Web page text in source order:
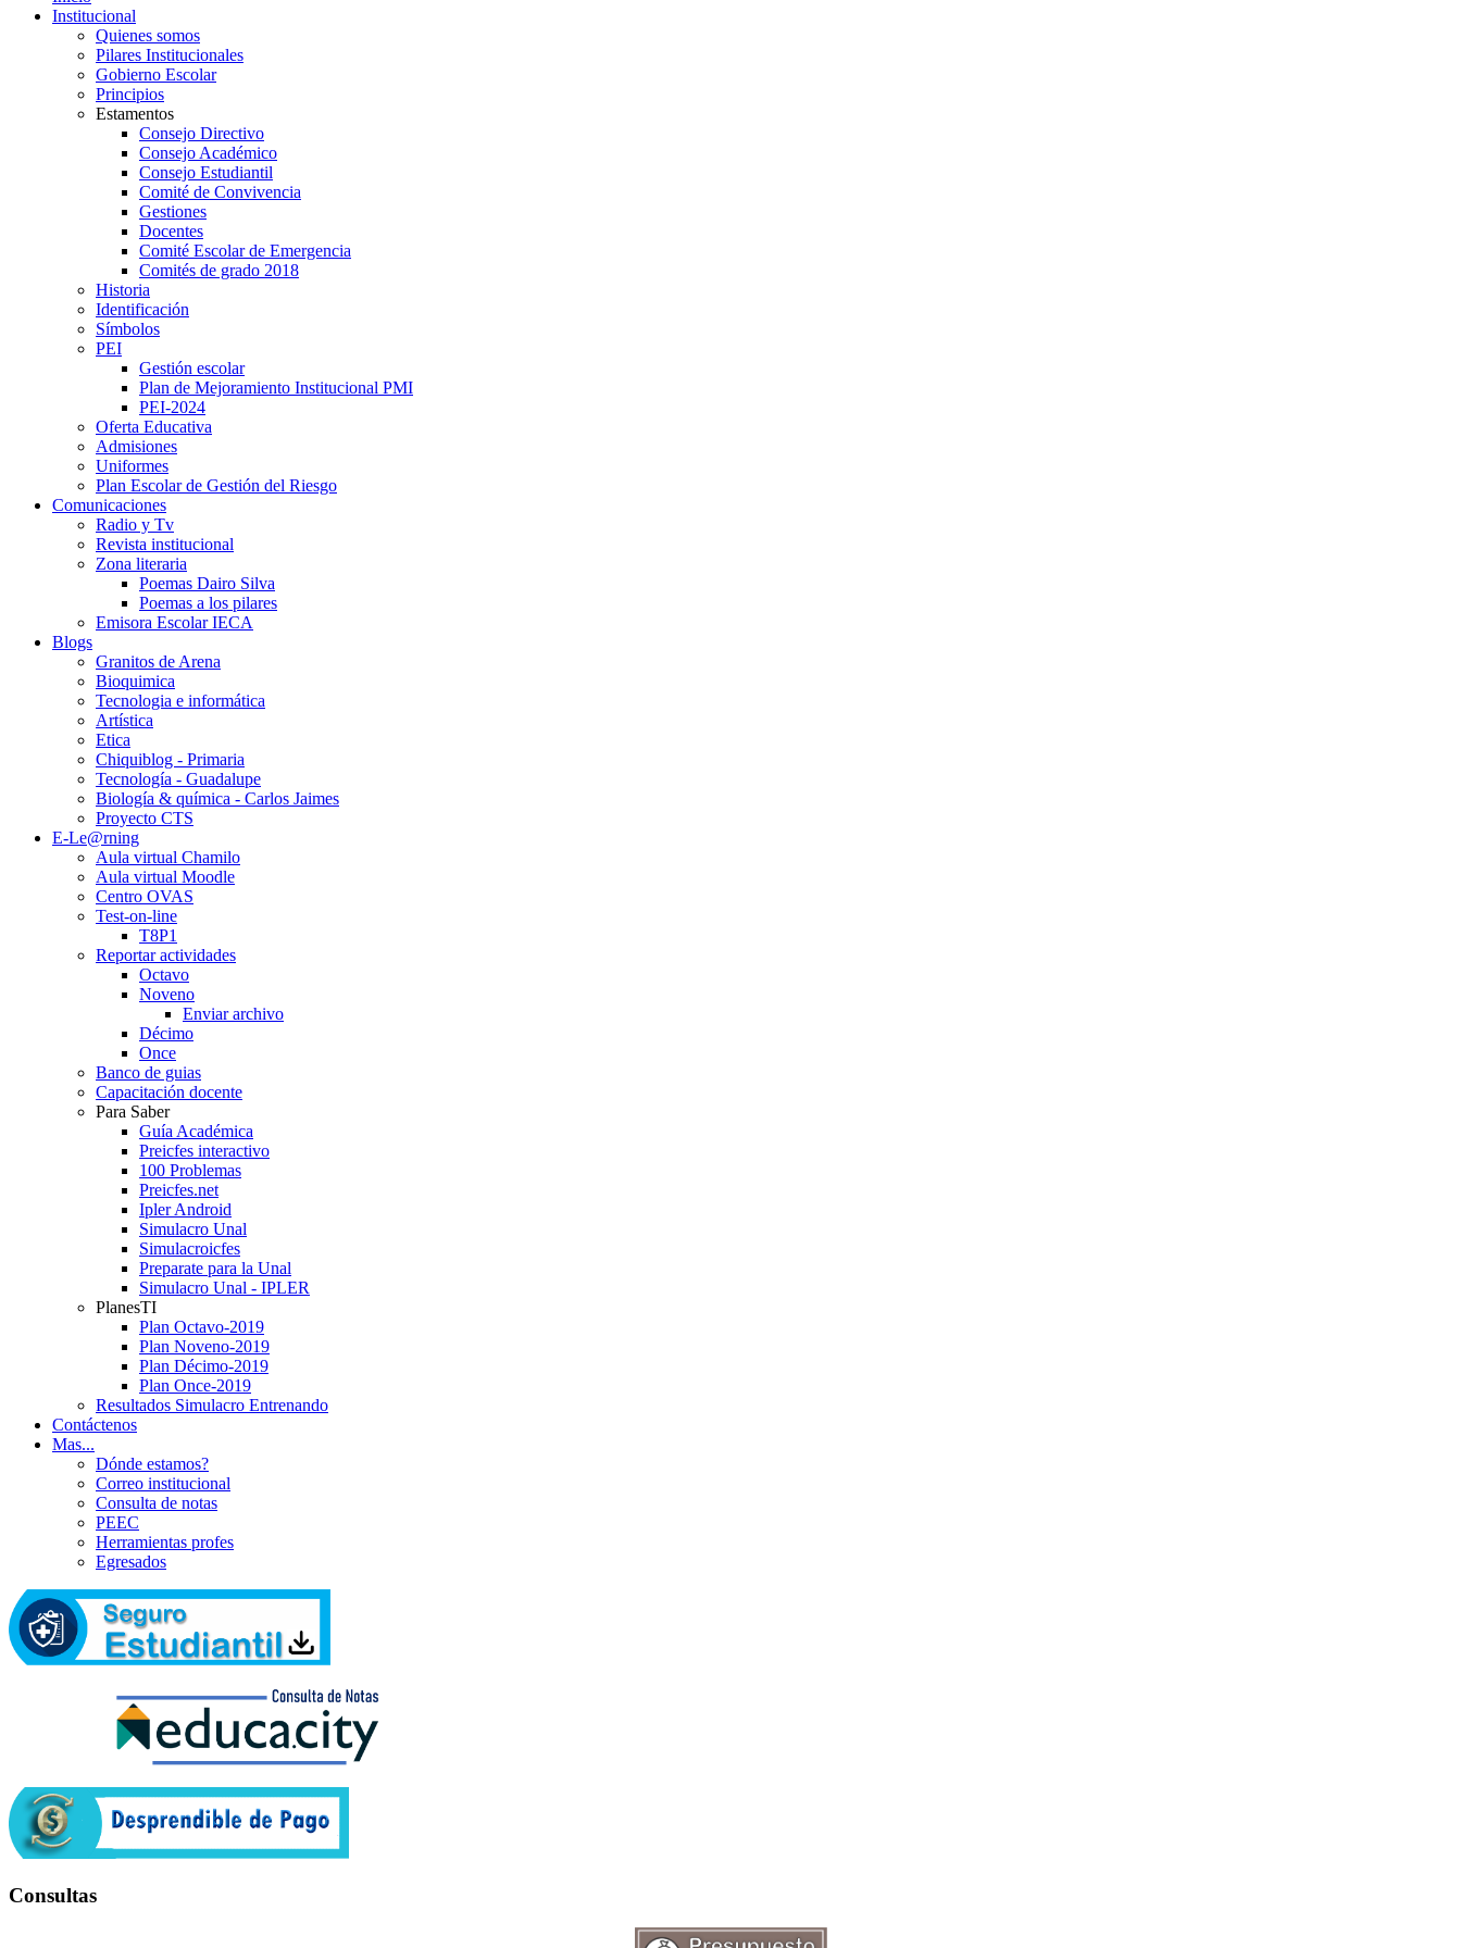
Institucional
Quienes somos
Pilares Institucionales
Gobierno Escolar
Principios
Estamentos
Consejo Directivo
Consejo Académico
Consejo Estudiantil
Comité de Convivencia
Gestiones
Docentes
Comité Escolar de Emergencia
Comités de grado 2018
Historia
Identificación
Símbolos
PEI
Gestión escolar
Plan de Mejoramiento Institucional PMI
PEI-2024
Oferta Educativa
Admisiones
Uniformes
Plan Escolar de Gestión del Riesgo
Comunicaciones
Radio y Tv
Revista institucional
Zona literaria
Poemas Dairo Silva
Poemas a los pilares
Emisora Escolar IECA
Blogs
Granitos de Arena
Bioquimica
Tecnologia e informática
Artística
Etica
Chiquiblog - Primaria
Tecnología - Guadalupe
Biología & química - Carlos Jaimes
Proyecto CTS
E-Le@rning
Aula virtual Chamilo
Aula virtual Moodle
Centro OVAS
Test-on-line
T8P1
Reportar actividades
Octavo
Noveno
Enviar archivo
Décimo
Once
Banco de guias
Capacitación docente
Para Saber
Guía Académica
Preicfes interactivo
100 Problemas
Preicfes.net
Ipler Android
Simulacro Unal
Simulacroicfes
Preparate para la Unal
Simulacro Unal - IPLER
PlanesTI
Plan Octavo-2019
Plan Noveno-2019
Plan Décimo-2019
Plan Once-2019
Resultados Simulacro Entrenando
Contáctenos
Mas...
Dónde estamos?
Correo institucional
Consulta de notas
PEEC
Herramientas profes
Egresados
Consultas